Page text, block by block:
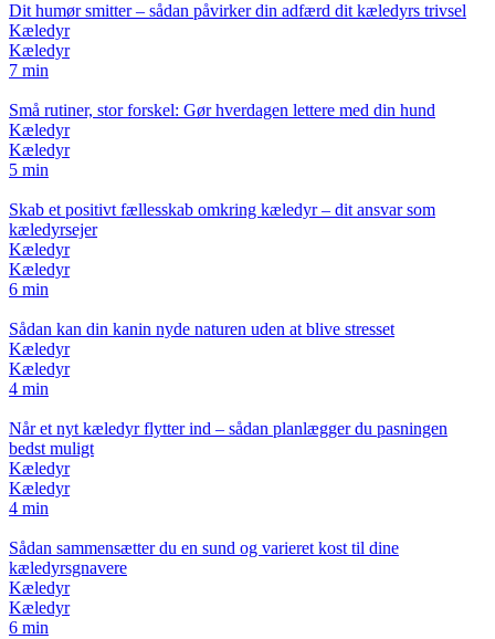
Dit humør smitter – sådan påvirker din adfærd dit kæledyrs trivsel
Kæledyr
Kæledyr
7 min
Små rutiner, stor forskel: Gør hverdagen lettere med din hund
Kæledyr
Kæledyr
5 min
Skab et positivt fællesskab omkring kæledyr – dit ansvar som
kæledyrsejer
Kæledyr
Kæledyr
6 min
Sådan kan din kanin nyde naturen uden at blive stresset
Kæledyr
Kæledyr
4 min
Når et nyt kæledyr flytter ind – sådan planlægger du pasningen
bedst muligt
Kæledyr
Kæledyr
4 min
Sådan sammensætter du en sund og varieret kost til dine
kæledyrsgnavere
Kæledyr
Kæledyr
6 min